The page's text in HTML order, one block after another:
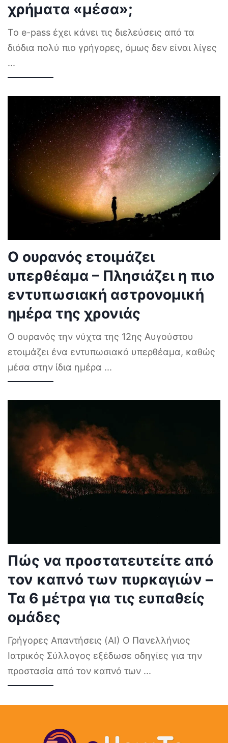
χρήματα «μέσα»;
Το e-pass έχει κάνει τις διελεύσεις από τα
διόδια πολύ πιο γρήγορες, όμως δεν είναι λίγες
...
Ο ουρανός ετοιμάζει
υπερθέαμα – Πλησιάζει η πιο
εντυπωσιακή αστρονομική
ημέρα της χρονιάς
Ο ουρανός την νύχτα της 12ης Αυγούστου
ετοιμάζει ένα εντυπωσιακό υπερθέαμα, καθώς
μέσα στην ίδια ημέρα ...
Πώς να προστατευτείτε από
τον καπνό των πυρκαγιών –
Τα 6 μέτρα για τις ευπαθείς
ομάδες
Γρήγορες Απαντήσεις (AI) Ο Πανελλήνιος
Ιατρικός Σύλλογος εξέδωσε οδηγίες για την
προστασία από τον καπνό των ...